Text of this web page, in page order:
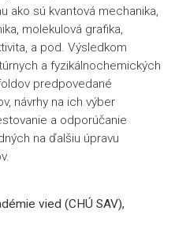
ako sú kvantová mechanika,
molekulová grafika,
a pod. Výsledkom
a fyzikálnochemických
predpovedané
návrhy na ich výber
a odporúčanie
na ďalšiu úpravu
vied (CHÚ SAV),